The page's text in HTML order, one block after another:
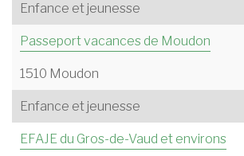
Enfance et jeunesse
Passeport vacances de Moudon
1510 Moudon
Enfance et jeunesse
EFAJE du Gros-de-Vaud et environs